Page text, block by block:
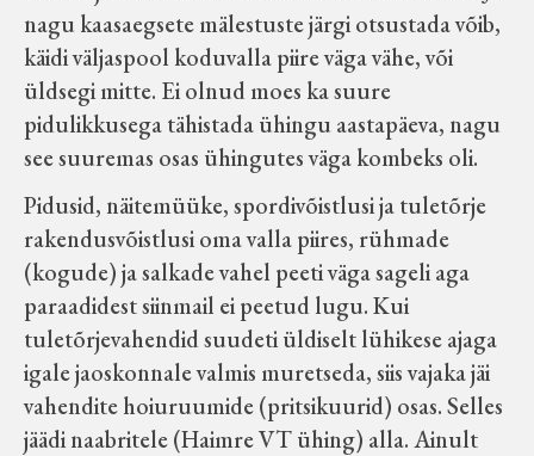
nagu kaasaegsete mälestuste järgi otsustada võib,
käidi väljaspool koduvalla piire väga vähe, või
üldsegi mitte. Ei olnud moes ka suure
pidulikkusega tähistada ühingu aastapäeva, nagu
see suuremas osas ühingutes väga kombeks oli.
Pidusid, näitemüüke, spordivõistlusi ja tuletõrje
rakendusvõistlusi oma valla piires, rühmade
(kogude) ja salkade vahel peeti väga sageli aga
paraadidest siinmail ei peetud lugu. Kui
tuletõrjevahendid suudeti üldiselt lühikese ajaga
igale jaoskonnale valmis muretseda, siis vajaka jäi
vahendite hoiuruumide (pritsikuurid) osas. Selles
jäädi naabritele (Haimre VT ühing) alla. Ainult